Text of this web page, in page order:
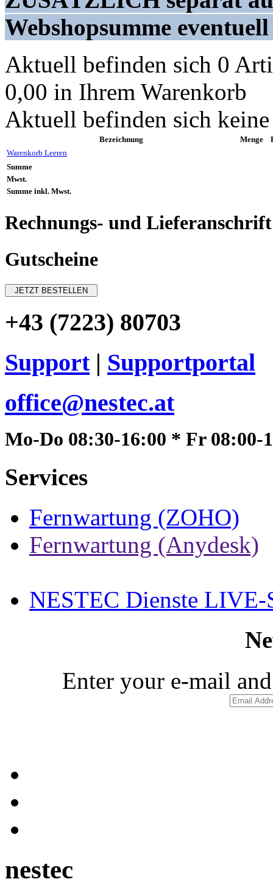
Webshopsumme
Aktuell befinden sich 0
0,00 in Ihrem Warenkorb
Aktuell befinden sich
Bezeichnung Menge
Warenkorb Leeren
Summe
Mwst.
Summe inkl. Mwst.
Rechnungs- und Lieferanschrift
Gutscheine
+43 (7223) 80703
Support| Supportportal
office@nestec.at
Mo-Do 08:30-16:00 * Fr 08:00-
Services
Fernwartung (ZOHO)
Fernwartung (Anydesk)
NESTEC Dienste LIVE-
Enter your e-mail
nestec